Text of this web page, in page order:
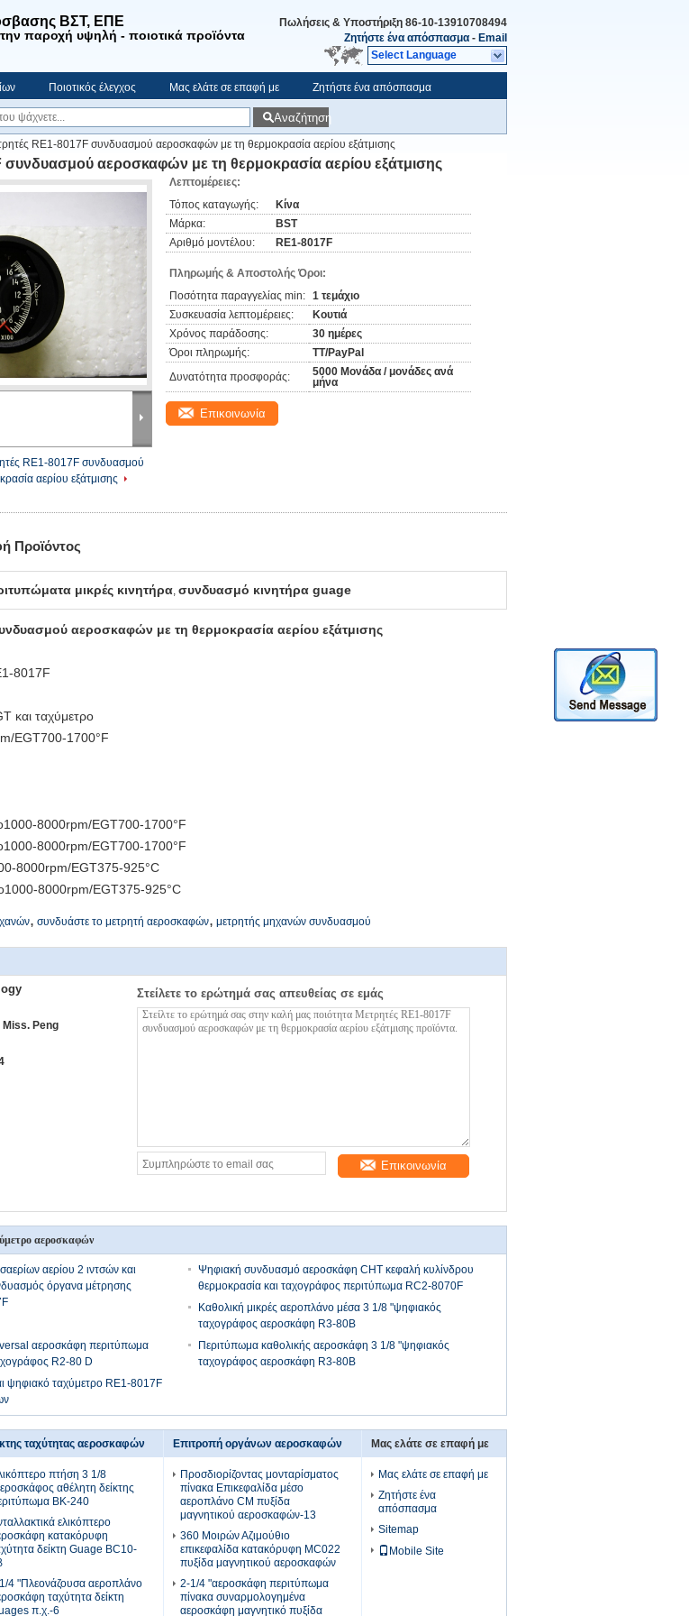
ΒΣΤ, ΕΠΕ
παροχή υψηλή - ποιοτικά προϊόντα
Πωλήσεις & Υποστήριξη 86-10-13910708494
Ζητήστε ένα απόσπασμα - Email
Select Language
Ποιοτικός έλεγχος Μας ελάτε σε επαφή με Ζητήστε ένα απόσπασμα
Αναζήτηση
RE1-8017F συνδυασμού αεροσκαφών με τη θερμοκρασία αερίου εξάτμισης
συνδυασμού αεροσκαφών με τη θερμοκρασία αερίου εξάτμισης
RE1-8017F συνδυασμού
αερίου εξάτμισης
Λεπτομέρειες:
Τόπος καταγωγής:
Κίνα
Μάρκα:
BST
Αριθμό μοντέλου:
RE1-8017F
Πληρωμής & Αποστολής Όροι:
Ποσότητα παραγγελίας min: 1 τεμάχιο
Συσκευασία λεπτομέρειες:
Κουτιά
Χρόνος παράδοσης:
30 ημέρες
Όροι πληρωμής:
TT/PayPal
Δυνατότητα προσφοράς:
5000 Μονάδα / μονάδες ανά
μήνα
Επικοινωνία
Προϊόντος
μικρές κινητήρα, συνδυασμό κινητήρα guage
αεροσκαφών με τη θερμοκρασία αερίου εξάτμισης
8017F
και ταχύμετρο
EGT700-1700°F
8000rpm/EGT700-1700°F
8000rpm/EGT700-1700°F
8000rpm/EGT375-925°C
8000rpm/EGT375-925°C
, συνδυάστε το μετρητή αεροσκαφών, μετρητής μηχανών συνδυασμού
Miss. Peng
Στείλετε το ερώτημά σας απευθείας σε εμάς
Επικοινωνία
αεροσκαφών
αερίου 2 ιντσών και
όργανα μέτρησης
Ψηφιακή συνδυασμό αεροσκάφη CHT κεφαλή κυλίνδρου
θερμοκρασία και ταχογράφος περιτύπωμα RC2-8070F
Καθολική μικρές αεροπλάνο μέσα 3 1/8 "ψηφιακός
ταχογράφος αεροσκάφη R3-80B
αεροσκάφη περιτύπωμα
R2-80 D
Περιτύπωμα καθολικής αεροσκάφη 3 1/8 "ψηφιακός
ταχογράφος αεροσκάφη R3-80B
ψηφιακό ταχύμετρο RE1-8017F
ταχύτητας αεροσκαφών
πτήση 3 1/8
αθέλητη δείκτης
BK-240
ελικόπτερο
κατακόρυφη
δείκτη Guage BC10-
4 "Πλεονάζουσα αεροπλάνο
ταχύτητα δείκτη
π.χ.-6
Επιτροπή οργάνων αεροσκαφών
Προσδιορίζοντας μονταρίσματος
πίνακα Επικεφαλίδα μέσο
αεροπλάνο CM πυξίδα
μαγνητικού αεροσκαφών-13
360 Μοιρών Αζιμούθιο
επικεφαλίδα κατακόρυφη MC022
πυξίδα μαγνητικού αεροσκαφών
2-1/4 "αεροσκάφη περιτύπωμα
πίνακα συναρμολογημένα
αεροσκάφη μαγνητικό πυξίδα
Μας ελάτε σε επαφή με
Μας ελάτε σε επαφή με
Ζητήστε ένα
απόσπασμα
Sitemap
Mobile Site